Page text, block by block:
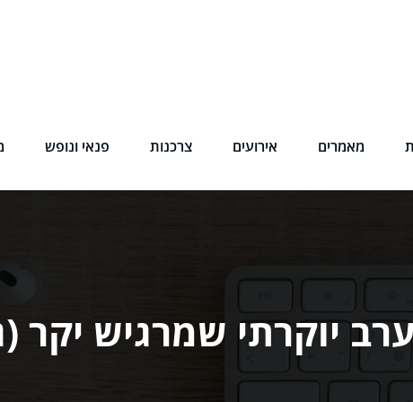
מאמרים אירועים צרכנות פנאי ונופש
יוקרתי שמרגיש יקר